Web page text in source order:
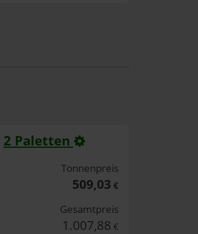
2 Paletten
Tonnenpreis
509,03 €
Gesamtpreis
1.007,88 €